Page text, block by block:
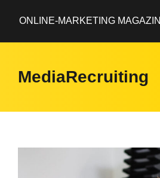
ONLINE-MARKETING MAGAZIN
MediaRecruiting